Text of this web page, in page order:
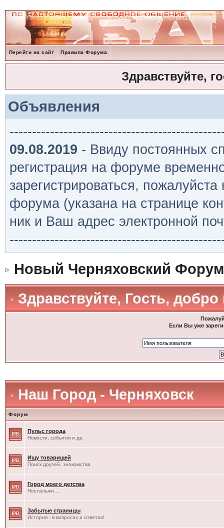
Перейти на сайт Правила Форума
Здравствуйте,
Объявления
09.08.2019 - Ввиду постоянных
регистрация на форуме
зарегистрироваться,
форума (указана на странице
ник и Ваш адрес электронной
Новый Черняховский Форум
Здравствуйте, Гость,
Если Вы уже
Наш Город - Черняховск
Форум
Пульс города
Новости, события и др.
Ищу товарищей
Поиск друзей, знакомства
Город моего детства
Ностальжи....
Забытые страницы
История - в вопросах и ответах!